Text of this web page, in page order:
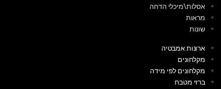
אסלות\מיכלי הדחה
מראות
שונות
ארונות אמבטיה
מקלחונים
מקלחונים לפי מידה
ברזי מטבח